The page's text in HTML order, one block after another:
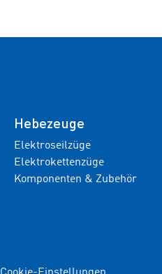
Hebezeuge
Elektroseilzüge
Elektrokettenzüge
Komponenten & Zubehör